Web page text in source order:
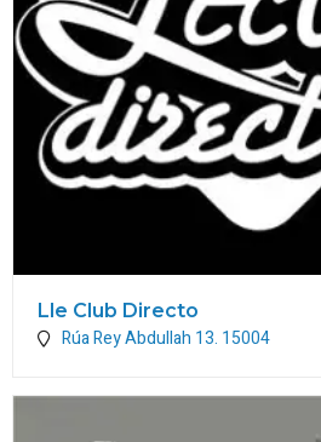
Lle Club Directo
Rúa Rey Abdullah 13. 15004